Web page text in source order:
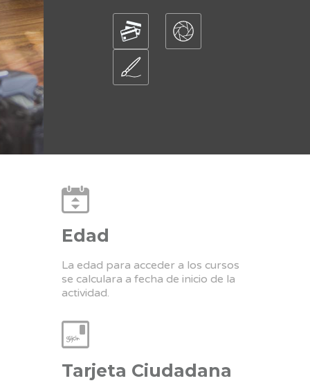
Edad
La edad para acceder a los cursos
se calculara a fecha de inicio de la
actividad.
Tarjeta Ciudadana